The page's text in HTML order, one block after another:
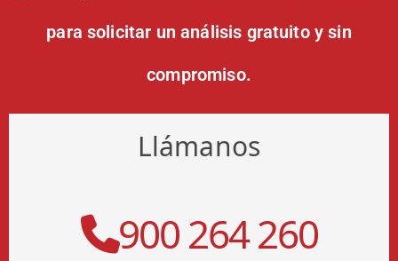
para solicitar un análisis gratuito y sin
compromiso.
Llámanos
900 264 260